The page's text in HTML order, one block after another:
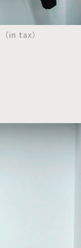
in tax）